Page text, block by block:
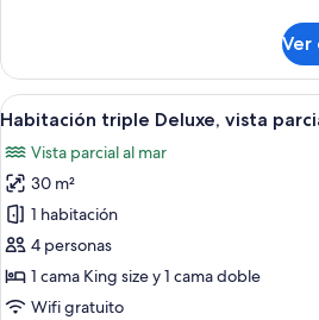
King
Room
Ver
Ver
todas
las
fotos
de
Habitación
triple
Deluxe,
5
Habitación triple Deluxe, vista
Vista parcial al mar
30 m²
1 habitación
4 personas
1 cama King size y 1 cama doble
Wifi gratuito